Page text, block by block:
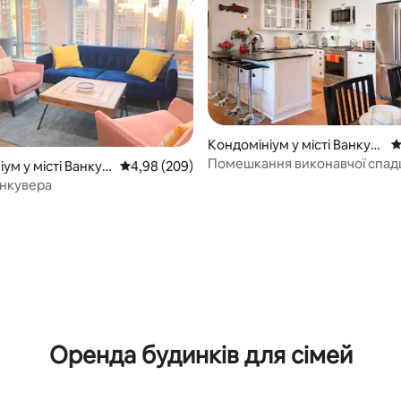
190
у місті Ванкув
Середня оцінка: 4,98 з 5, відгуки: 209
4,98 (209)
Кондомініум у місті Ванкув
ер
Помешкання виконавчої
Оренда будинків для сімей